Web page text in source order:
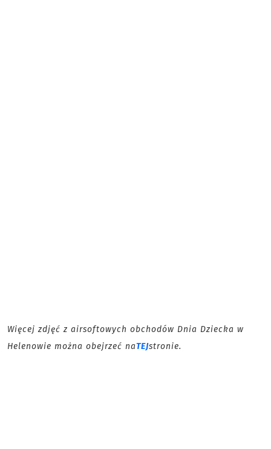
Więcej zdjęć z airsoftowych obchodów Dnia Dziecka w
Helenowie można obejrzeć naTEJstronie.